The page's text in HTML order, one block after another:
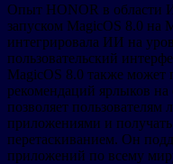
Опыт HONOR в области
запуском MagicOS 8.0 на
интегрировала ИИ на
пользовательский
MagicOS 8.0 также может
рекомендаций ярлыков на
позволяет пользователям
приложениями и
перетаскиванием. Он
приложений по всему